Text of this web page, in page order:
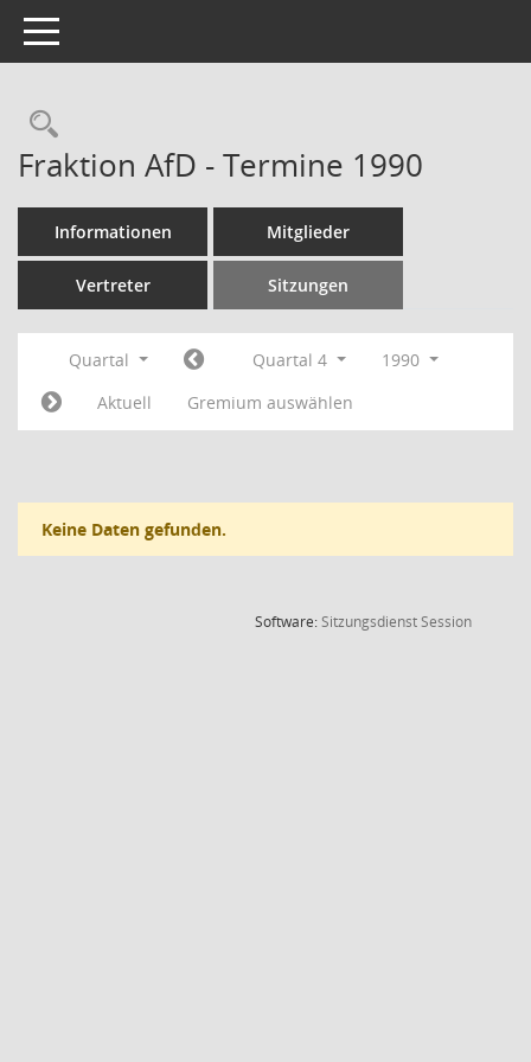
Toggle navigation
Rechercheauswahl
Fraktion AfD - Termine 1990
Informationen Mitglieder
Vertreter Sitzungen
Quartal Quartal 4
1990
Aktuell
Gremium auswählen
Keine Daten gefunden.
Software:SitzungsdienstSession(Wird in